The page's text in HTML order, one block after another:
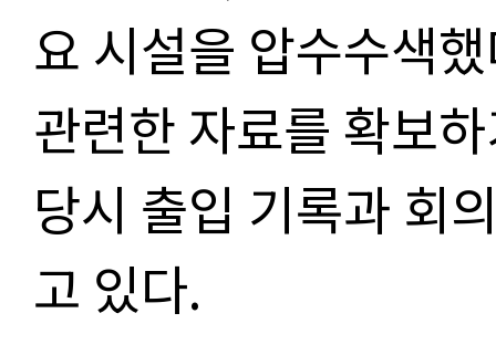
요 시설을 압수수색
관련한 자료를 확보
당시 출입 기록과 회
고 있다.